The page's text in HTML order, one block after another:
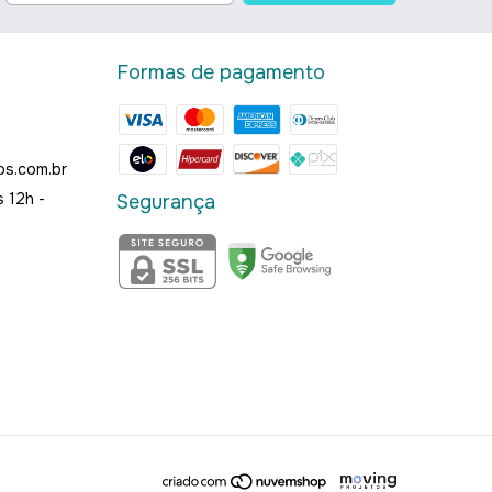
12h -
Formas de pagamento
Segurança